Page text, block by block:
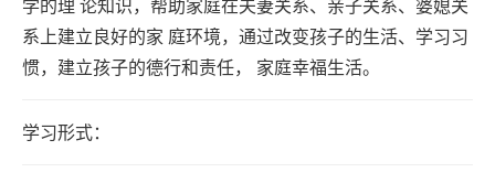
系上建立良好的家 庭环境，通过改变孩子的生活、学习习
惯，建立孩子的德行和责任， 家庭幸福生活。
学习形式：